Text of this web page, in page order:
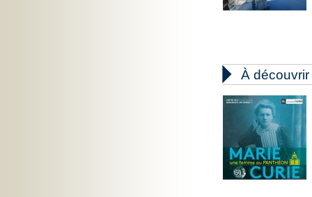
 À découvrir